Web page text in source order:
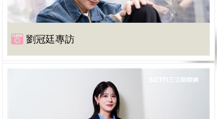
劉冠廷專訪